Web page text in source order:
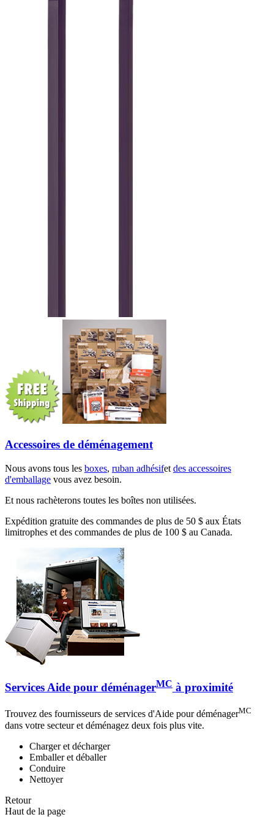
Accessoires de déménagement
Nous avons tous les boxes, ruban adhésifet des accessoires
d'emballage vous avez besoin.
Et nous rachèterons toutes les boîtes non utilisées.
Expédition gratuite des commandes de plus de 50 $ aux États
limitrophes et des commandes de plus de 100 $ au Canada.
Services Aide pour déménagerMC à proximité
Trouvez des fournisseurs de services d'Aide pour déménagerMC
dans votre secteur et déménagez deux fois plus vite.
Charger et décharger
Emballer et déballer
Conduire
Nettoyer
Retour
Haut de la page